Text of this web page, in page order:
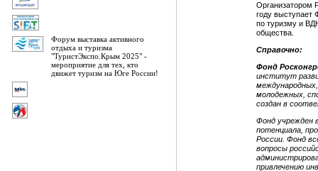
Форум выставка активного
отдыха и туризма
"ТуристЭкспо.Крым 2025" -
мероприятие для тех, кто
движет туризм на Юге России!
Организатором
году выступает
по туризму и
общества.
Справочно:
Фонд
институт
молодежных,
создан в
Фонд учрежден
потенциала,
России. Фонд
вопросы
привлечению